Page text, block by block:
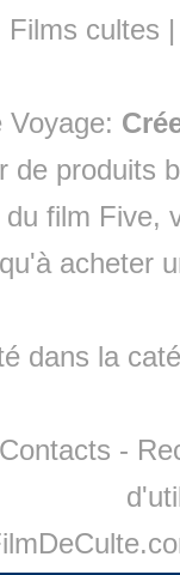
Films cultes
Voyage:
de produits
film Five,
acheter
dans la
Contacts -